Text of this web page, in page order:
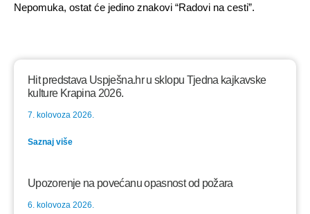
Nepomuka, ostat će jedino znakovi “Radovi na cesti”.
Hit predstava Uspješna.hr u sklopu Tjedna kajkavske
kulture Krapina 2026.
7. kolovoza 2026.
Saznaj više
Upozorenje na povećanu opasnost od požara
6. kolovoza 2026.